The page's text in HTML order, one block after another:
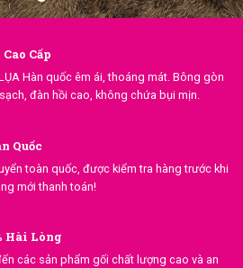
Cấp
Hàn quốc êm ái, thoáng mát. Bông gòn
đàn hồi cao, không chứa bụi mịn.
Quốc
toàn quốc, được kiểm tra hàng trước khi
mới thanh toán!
Hài Lòng
các sản phẩm gối chất lượng cao và an